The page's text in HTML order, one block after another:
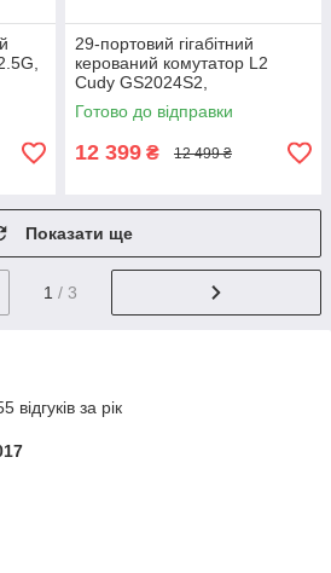
29-портовий гігабітний
керований комутатор L2
Cudy GS2024S2,
професійний мережевий
світч для бізнесу
Готово до відправки
12 399 ₴ 12 499 ₴
Показати ще
1 / 3
за рік